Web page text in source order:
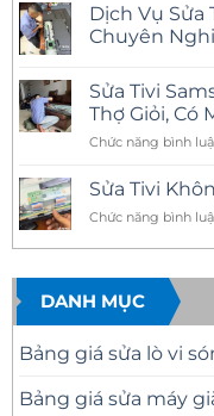
Samsung
Tại
Nhà
Uy
Tín
Có
Mặt
Sửa
Đúng
Bệnh
bình
luận
ở
Samsung
Tại
Nhà
Quận
10
Tín
Có
Mặt
Sau
Phút
Dịch Vụ Sửa
Chuyên
bình
luận
ở
Dịch
Vụ
Tivi
Samsung
Tại
Quận
Chuyên
Nghiệp
Sửa Tivi
Thợ Giỏi, Có
Chức năng bình
Sửa Tivi
Chức năng bình
DANH MỤC
Bảng giá sửa lò vi
Bảng giá sửa máy